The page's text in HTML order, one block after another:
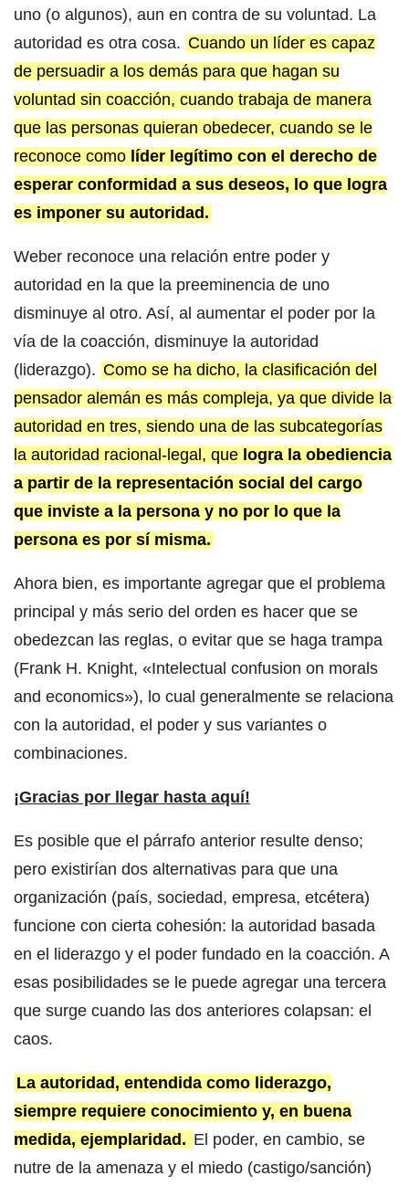
uno (o algunos), aun en contra de su voluntad. La
autoridad es otra cosa. Cuando un líder es capaz
de persuadir a los demás para que hagan su
voluntad sin coacción, cuando trabaja de manera
que las personas quieran obedecer, cuando se le
reconoce como líder legítimo con el derecho de
esperar conformidad a sus deseos, lo que logra
es imponer su autoridad.
Weber reconoce una relación entre poder y
autoridad en la que la preeminencia de uno
disminuye al otro. Así, al aumentar el poder por la
vía de la coacción, disminuye la autoridad
(liderazgo). Como se ha dicho, la clasificación del
pensador alemán es más compleja, ya que divide la
autoridad en tres, siendo una de las subcategorías
la autoridad racional-legal, que logra la obediencia
a partir de la representación social del cargo
que inviste a la persona y no por lo que la
persona es por sí misma.
Ahora bien, es importante agregar que el problema
principal y más serio del orden es hacer que se
obedezcan las reglas, o evitar que se haga trampa
(Frank H. Knight, «Intelectual confusion on morals
and economics»), lo cual generalmente se relaciona
con la autoridad, el poder y sus variantes o
combinaciones.
¡Gracias por llegar hasta aquí!
Es posible que el párrafo anterior resulte denso;
pero existirían dos alternativas para que una
organización (país, sociedad, empresa, etcétera)
funcione con cierta cohesión: la autoridad basada
en el liderazgo y el poder fundado en la coacción. A
esas posibilidades se le puede agregar una tercera
que surge cuando las dos anteriores colapsan: el
caos.
La autoridad, entendida como liderazgo,
siempre requiere conocimiento y, en buena
medida, ejemplaridad. El poder, en cambio, se
nutre de la amenaza y el miedo (castigo/sanción)